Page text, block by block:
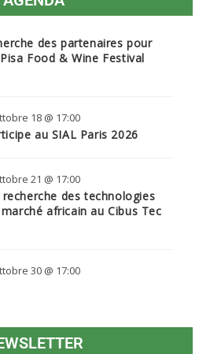
des partenaires pour
Food & Wine Festival
18 @ 17:00
au SIAL Paris 2026
21 @ 17:00
des technologies
africain au Cibus Tec
30 @ 17:00